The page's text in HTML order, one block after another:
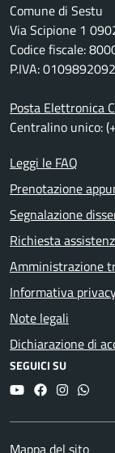
Comune di Sestu
Via Scipione 1
Codice fiscale:
P.IVA:
Posta Elettronica
Centralino unico:
Leggi le FAQ
Prenotazione
Segnalazione
Richiesta
Amministrazione
Informativa
Note legali
Dichiarazione di
SEGUICI SU
YouTubeFacebookInstagram
Mappa del sito